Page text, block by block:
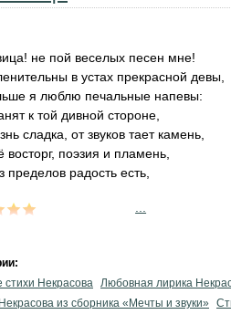
не пой веселых песен мне!
в устах прекрасной девы,
я люблю печальные напевы:
к той дивной стороне,
сладка, от звуков тает камень,
восторг, поэзия и пламень,
пределов радость есть,
стихи Некрасова Любовная лирика
из сборника «Мечты и звуки»